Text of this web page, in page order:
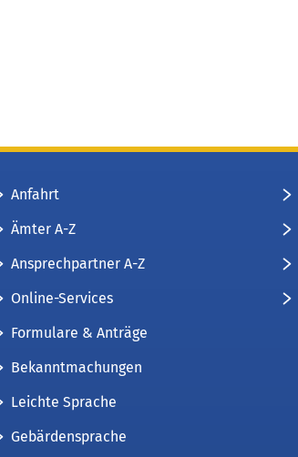
Anfahrt
Ämter A-Z
Ansprechpartner A-Z
Online-Services
Formulare & Anträge
Bekanntmachungen
Leichte Sprache
Gebärdensprache